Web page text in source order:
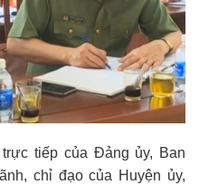
tiếp của Đảng ủy, Ban
chỉ đạo của Huyện ủy,